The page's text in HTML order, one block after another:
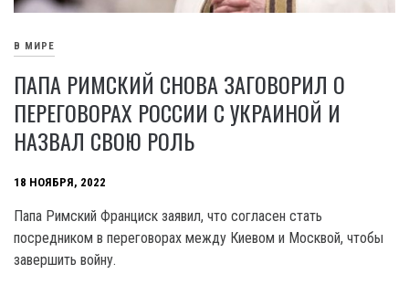
В МИРЕ
ПАПА РИМСКИЙ СНОВА ЗАГОВОРИЛ О
ПЕРЕГОВОРАХ РОССИИ С УКРАИНОЙ И
НАЗВАЛ СВОЮ РОЛЬ
18 НОЯБРЯ, 2022
Папа Римский Франциск заявил, что согласен стать
посредником в переговорах между Киевом и Москвой, чтобы
завершить войну.